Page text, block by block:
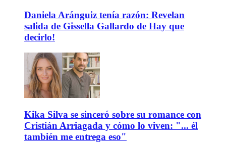
Daniela Aránguiz tenía razón: Revelan
salida de Gissella Gallardo de Hay que
decirlo!
Kika Silva se sinceró sobre su romance con
Cristián Arriagada y cómo lo viven: "... él
también me entrega eso"